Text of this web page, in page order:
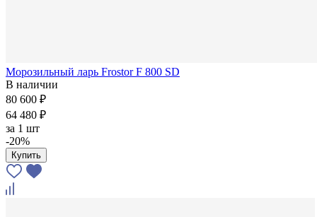
Морозильный ларь Frostor F 800 SD
В наличии
80 600 ₽
64 480 ₽
за 1 шт
-20%
Купить